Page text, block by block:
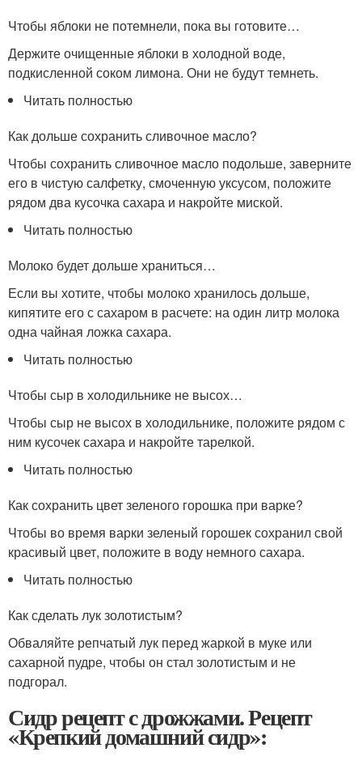
Чтобы яблоки не потемнели, пока вы готовите…
Держите очищенные яблоки в холодной воде,
подкисленной соком лимона. Они не будут темнеть.
Читать полностью
Как дольше сохранить сливочное масло?
Чтобы сохранить сливочное масло подольше, заверните
его в чистую салфетку, смоченную уксусом, положите
рядом два кусочка сахара и накройте миской.
Читать полностью
Молоко будет дольше храниться…
Если вы хотите, чтобы молоко хранилось дольше,
кипятите его с сахаром в расчете: на один литр молока
одна чайная ложка сахара.
Читать полностью
Чтобы сыр в холодильнике не высох…
Чтобы сыр не высох в холодильнике, положите рядом с
ним кусочек сахара и накройте тарелкой.
Читать полностью
Как сохранить цвет зеленого горошка при варке?
Чтобы во время варки зеленый горошек сохранил свой
красивый цвет, положите в воду немного сахара.
Читать полностью
Как сделать лук золотистым?
Обваляйте репчатый лук перед жаркой в муке или
сахарной пудре, чтобы он стал золотистым и не
подгорал.
Сидр рецепт с дрожжами. Рецепт
«Крепкий домашний сидр»: